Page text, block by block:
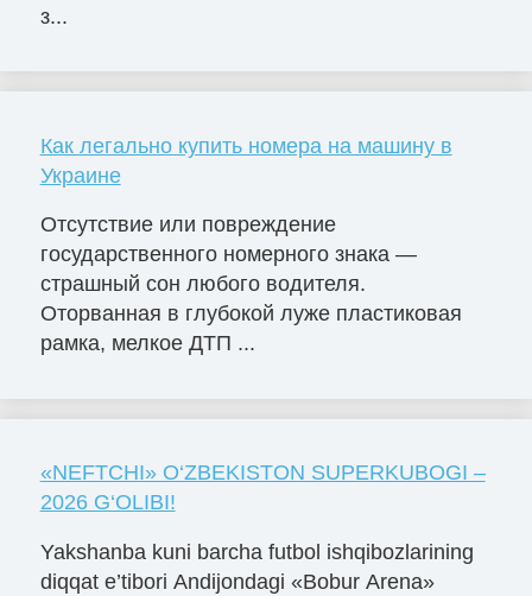
з...
Как легально купить номера на машину в
Украине
Отсутствие или повреждение
государственного номерного знака —
страшный сон любого водителя.
Оторванная в глубокой луже пластиковая
рамка, мелкое ДТП ...
«NЕFTCHI» O‘ZBЕKISTON SUPЕRKUBOGI –
2026 G‘OLIBI!
Yakshanba kuni barcha futbol ishqibozlarining
diqqat e’tibori Andijondagi «Bobur Arena»